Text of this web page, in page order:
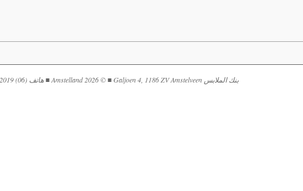
بنك الملابس Amstelland 2026 © ■ Galjoen 4, 1186 ZV Amstelveen ■ هاتف (06) 2019 4021